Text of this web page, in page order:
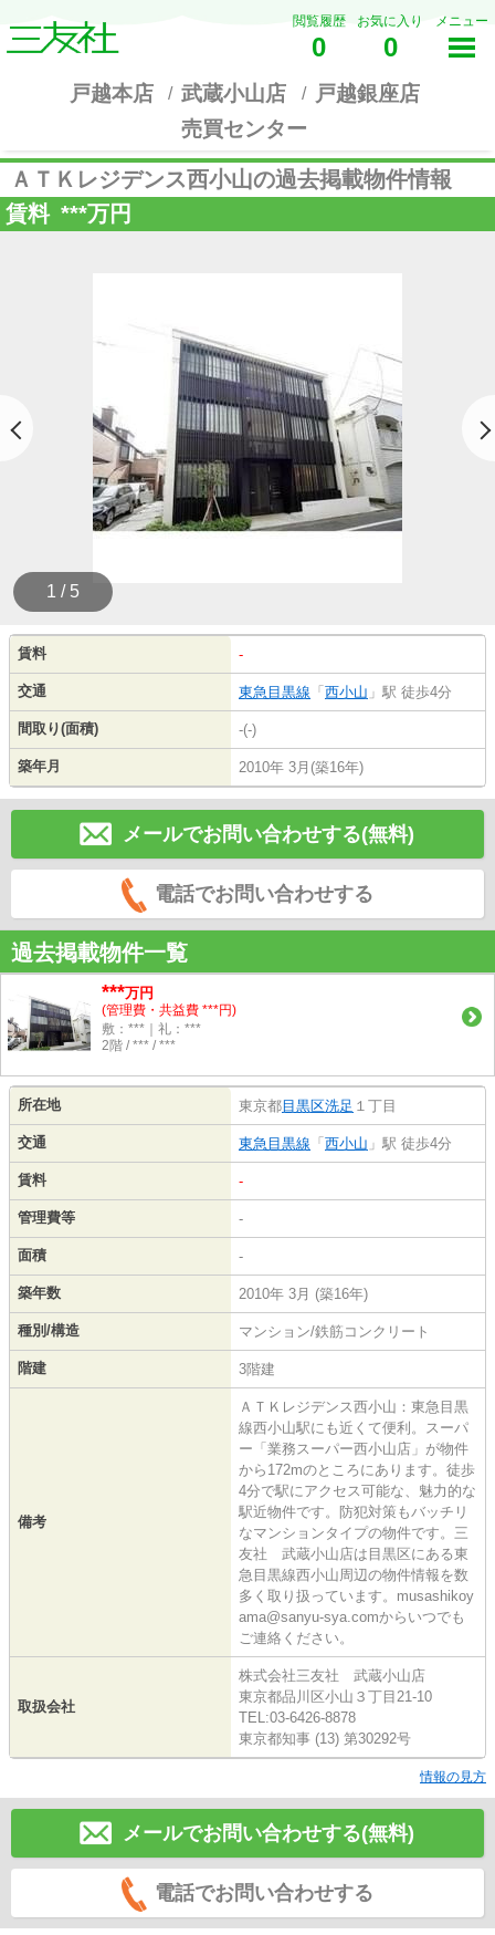
閲覧履歴
0
お気に入り
0
メニュー
戸越本店 武蔵小山店
戸越銀座店
売買センター
ＡＴＫレジデンス西小山の過去掲載物件情報
賃料 ***万円
1 / 5
賃料 -
交通 東急目黒線 「 西小山 」駅 徒歩4分
間取り(面積) -(-)
築年月 2010年 3月(築16年)
メールでお問い合わせする(無料)
電話でお問い合わせする
過去掲載物件一覧
***万円
(管理費・共益費 ***円)
敷：***｜礼：***
2階 / *** / ***
所在地 東京都目黒区洗足 １丁目
交通 東急目黒線 「 西小山 」駅 徒歩4分
賃料 -
管理費等 -
面積 -
築年数 2010年 3月 (築16年)
種別/構造 マンション/鉄筋コンクリート
階建 3階建
備考
ＡＴＫレジデンス西小山：東急目黒
線西小山駅にも近くて便利。スーパ
ー「業務スーパー西小山店」が物件
から172mのところにあります。徒歩
4分で駅にアクセス可能な、魅力的な
駅近物件です。防犯対策もバッチリ
なマンションタイプの物件です。三
友社 武蔵小山店は目黒区にある東
急目黒線西小山周辺の物件情報を数
多く取り扱っています。musashikoy
ama@sanyu-sya.comからいつでも
ご連絡ください。
取扱会社
株式会社三友社 武蔵小山店
東京都品川区小山３丁目21-10
TEL:03-6426-8878
東京都知事 (13) 第30292号
情報の見方
メールでお問い合わせする(無料)
電話でお問い合わせする